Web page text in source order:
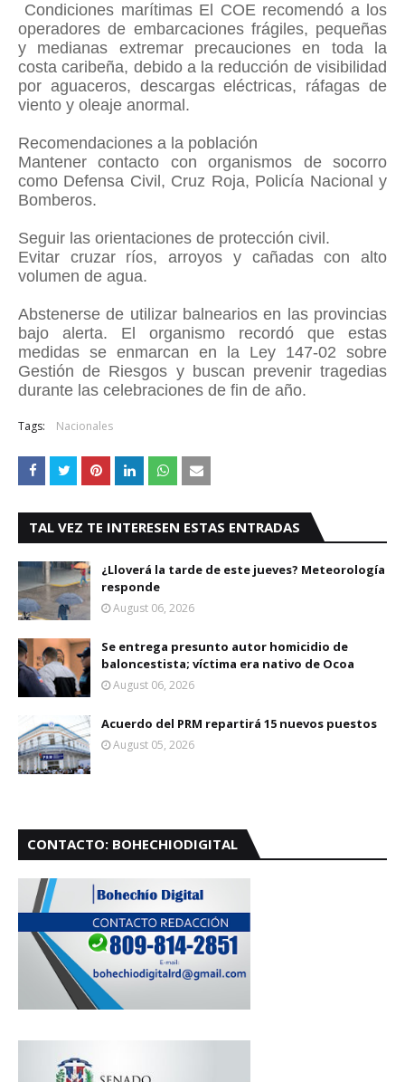
Condiciones marítimas El COE recomendó a los
operadores de embarcaciones frágiles, pequeñas
y medianas extremar precauciones en toda la
costa caribeña, debido a la reducción de visibilidad
por aguaceros, descargas eléctricas, ráfagas de
viento y oleaje anormal.
Recomendaciones a la población
Mantener contacto con organismos de socorro
como Defensa Civil, Cruz Roja, Policía Nacional y
Bomberos.
Seguir las orientaciones de protección civil.
Evitar cruzar ríos, arroyos y cañadas con alto
volumen de agua.
Abstenerse de utilizar balnearios en las provincias
bajo alerta. El organismo recordó que estas
medidas se enmarcan en la Ley 147-02 sobre
Gestión de Riesgos y buscan prevenir tragedias
durante las celebraciones de fin de año.
Tags: Nacionales
TAL VEZ TE INTERESEN ESTAS ENTRADAS
¿Lloverá la tarde de este jueves? Meteorología
responde
August 06, 2026
Se entrega presunto autor homicidio de
baloncestista; víctima era nativo de Ocoa
August 06, 2026
Acuerdo del PRM repartirá 15 nuevos puestos
August 05, 2026
CONTACTO: BOHECHIODIGITAL